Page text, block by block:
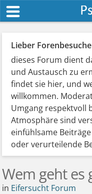
Lieber
dieses Forum dient
und Austausch zu
findet sie hier, und
willkommen.
Umgang respektvoll
Atmosphäre sind
einfühlsame
oder verurteilende
Wem geht es
in Eifersucht Forum